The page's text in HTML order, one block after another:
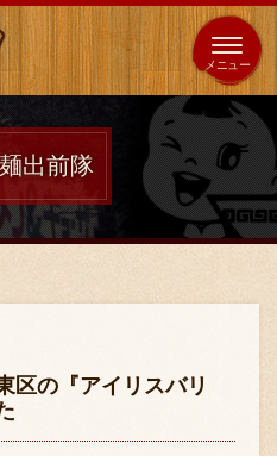
店 64 店
ホーム
案内
出前隊
区の『アイリスバリ